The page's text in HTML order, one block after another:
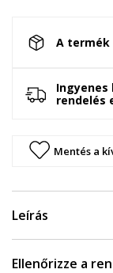
A termék
Ingyenes
rendelés
Mentés a
Leírás
Ellenőrizze a